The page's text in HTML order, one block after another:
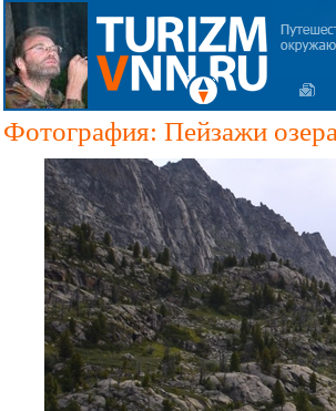
Фотография: Пейзажи